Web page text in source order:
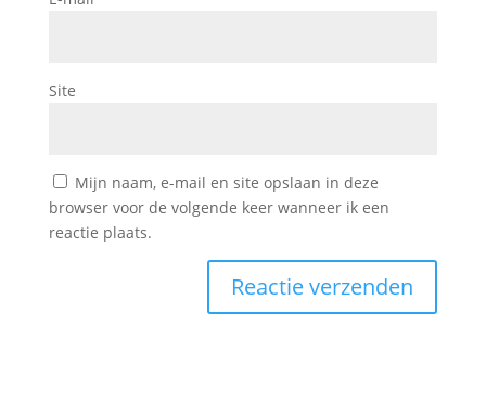
Site
Mijn naam, e-mail en site opslaan in deze
browser voor de volgende keer wanneer ik een
reactie plaats.